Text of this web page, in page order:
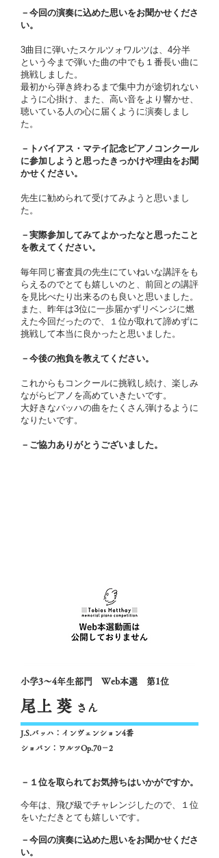
－今回の演奏に込めた思いをお聞かせくださ
い。
3曲目に弾いたスケルツォワルツは、4分半
という今まで弾いた曲の中でも１番長い曲に
挑戦しました。
最初から弾き終わるまで集中力が途切れない
ように心掛け、また、高い音をより響かせ、
聴いている人の心に届くように演奏しまし
た。
－トバイアス・マテイ記念ピアノコンクール
に参加しようと思ったきっかけや理由をお聞
かせください。
先生に勧められて受けてみようと思いまし
た。
－実際参加してみてよかったなと思ったこと
を教えてください。
毎年同じ審査員の先生にていねいな講評をも
らえるのでとても嬉しいのと、前回との講評
を見比べたり出来るのも良いと思いました。
また、昨年は3位に一歩届かずリベンジに燃
えた今回だったので、１位が取れて諦めずに
挑戦して本当に良かったと思いました。
－今後の抱負を教えてください。
これからもコンクールに挑戦し続け、楽しみ
ながらピアノを高めていきたいです。
大好きなバッハの曲をたくさん弾けるように
なりたいです。
－ご協力ありがとうございました。
小学3～4年生部門 Web本選 第1位
尾上 葵 さん
J.S.バッハ：インヴェンション4番
ショパン：ワルツOp.70－2
－１位を取られてお気持ちはいかがですか。
今年は、飛び級でチャレンジしたので、１位
をいただきとても嬉しいです。
－今回の演奏に込めた思いをお聞かせくださ
い。